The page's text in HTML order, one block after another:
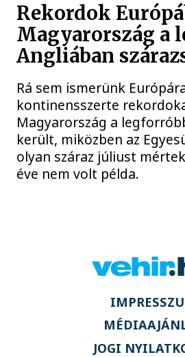
Rekordok
Magyarország a
Angliában
Rá sem ismerünk
kontinensszerte
Magyarország a
került, miközben az
olyan száraz júliust
éve nem volt példa.
JOGI